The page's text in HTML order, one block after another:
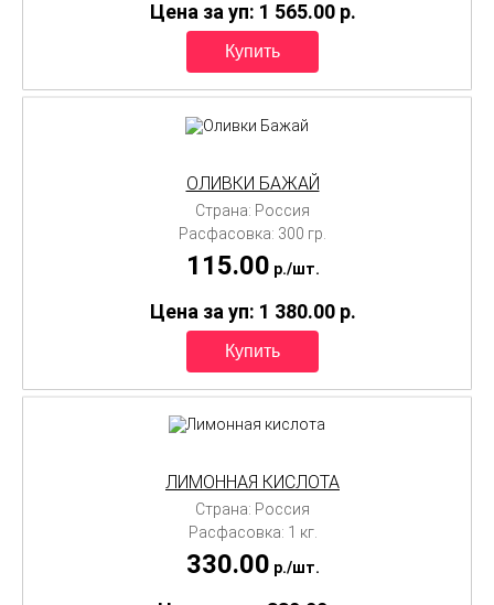
Цена за уп: 1 565.00 p.
ОЛИВКИ БАЖАЙ
Страна: Россия
Расфасовка: 300 гр.
115.00 p./шт.
Цена за уп: 1 380.00 p.
ЛИМОННАЯ КИСЛОТА
Страна: Россия
Расфасовка: 1 кг.
330.00 p./шт.